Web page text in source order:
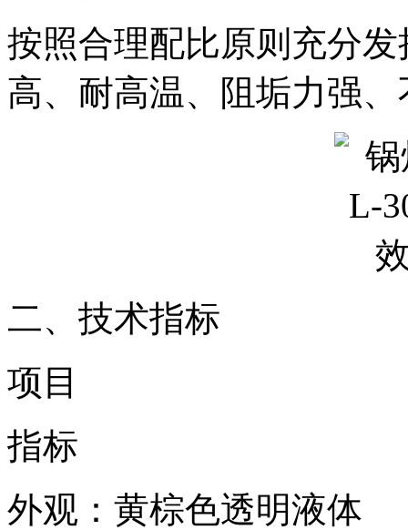
按照合理配比原则充分
高、耐高温、阻垢力强
二、技术指标
项目
指标
外观：黄棕色透明液体